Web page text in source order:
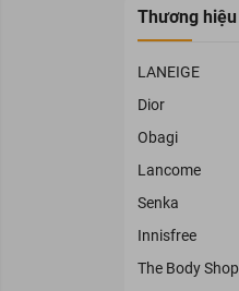
Thương hiệu
LANEIGE
Dior
Obagi
Lancome
Senka
Innisfree
The Body Shop